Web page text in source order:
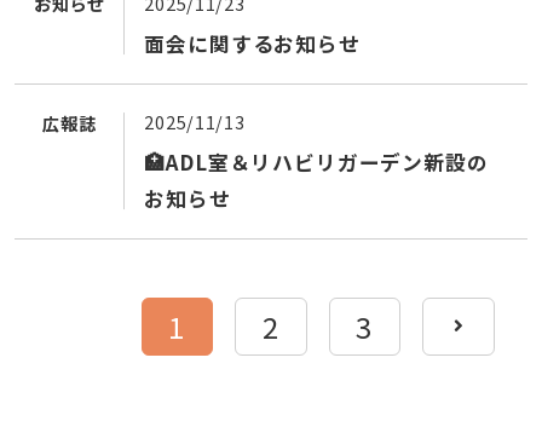
面会に関するお知らせ
広報誌 2025/11/13
🏥ADL室＆リハビリガーデン新設の
お知らせ
1 2 3